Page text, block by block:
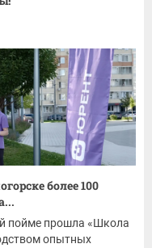
более 100
пойме прошла «Школа
опытных